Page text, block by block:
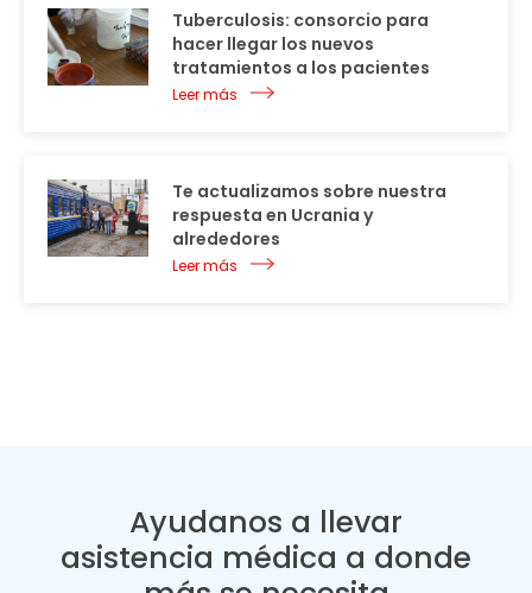
Tuberculosis: consorcio para
hacer llegar los nuevos
tratamientos a los pacientes
Leer más
Te actualizamos sobre nuestra
respuesta en Ucrania y
alrededores
Leer más
Ayudanos a llevar
asistencia médica a donde